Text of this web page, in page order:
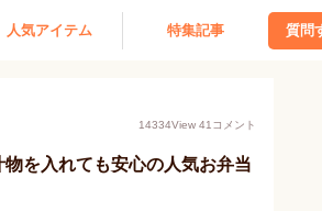
人気アイテム 特集記事 質問
14334View 41 コメント
物を入れても安心の人気お弁当